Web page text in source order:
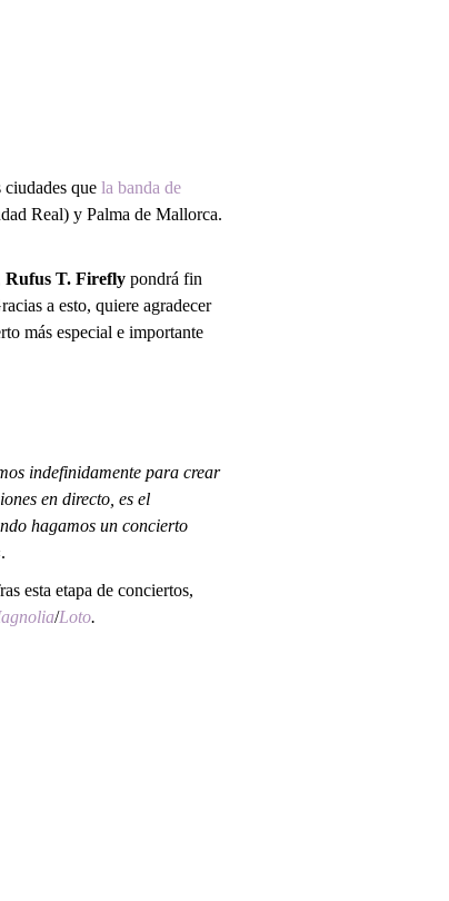
que la banda de
Real) y Palma de Mallorca.
Rufus T. Firefly pondrá fin
a esto, quiere agradecer
más especial e importante
indefinidamente para crear
en directo, es el
hagamos un concierto
esta etapa de conciertos,
/Loto.